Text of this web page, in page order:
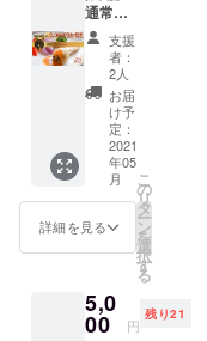
ングのため
に、その中
身であるお
こわをパッ
クにしたご
家庭でもお
手軽に薬膳
る”楊貴妃の
薬膳おこ
スいたしま
通常よ
り2,060
円お
得！ 薬
膳ポ
ケット2
パック
(4本×2)
※クール
便で配
送させ
て頂き
ます。
※送料込
味期限
約6ヶ月
支援
者：
2人
お届
け予
定：
2021
年05
月
詳細を見る
こ
の
リ
タ
ー
ン
を
選
択
す
る
5,0
00 円
残り21